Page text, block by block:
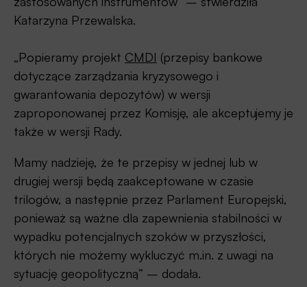
Katarzyna Przewalska.
„Popieramy projekt CMDI (przepisy bankowe
dotyczące zarządzania kryzysowego i
gwarantowania depozytów) w wersji
zaproponowanej przez Komisję, ale akceptujemy je
także w wersji Rady.
Mamy nadzieję, że te przepisy w jednej lub w
drugiej wersji będą zaakceptowane w czasie
trilogów, a następnie przez Parlament Europejski,
ponieważ są ważne dla zapewnienia stabilności w
wypadku potencjalnych szoków w przyszłości,
których nie możemy wykluczyć m.in. z uwagi na
sytuację geopolityczną” – dodała.